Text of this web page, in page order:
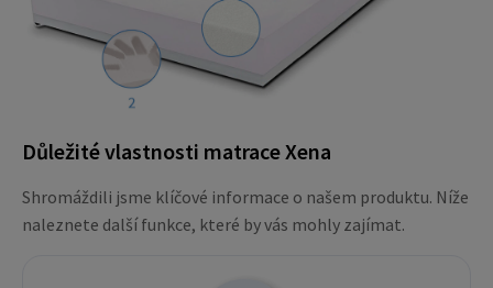
Důležité vlastnosti matrace Xena
Shromáždili jsme klíčové informace o našem produktu. Níže
naleznete další funkce, které by vás mohly zajímat.